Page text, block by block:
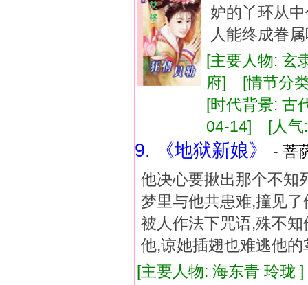
妒的丫环从
人能终成眷
[主要人物: 玄
府] [情节分
[时代背景: 古
04-14] [人
9. 《地狱新娘》
- 菩
他决心要揪出那个不知
梦里与他共患难,撞见
被人作法下咒语,殊不
他,谅她插翅也难逃他的
[主要人物: 海东青 玲